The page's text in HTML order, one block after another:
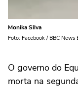
Monika Silva
Foto: Facebook / BBC News
O governo do
morta na